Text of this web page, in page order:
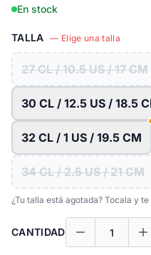
En stock
TALLA — Elige una talla
27 CL / 10.5 US / 17 CM
30 CL / 12.5 US / 18.5
32 CL / 1 US / 19.5 CM
34 CL / 2.5 US / 21 CM
¿Tu talla está agotada? Tocala y
CANTIDAD